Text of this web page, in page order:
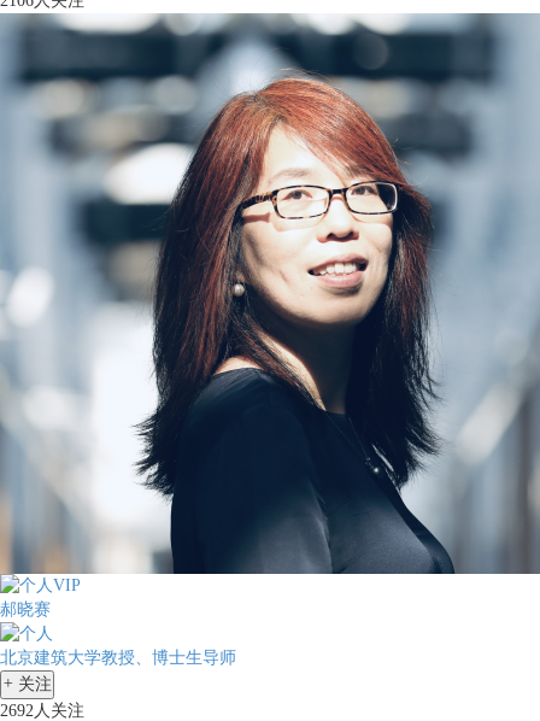
郝晓赛
北京建筑大学教授、博士生导师
+ 关注
2692人关注